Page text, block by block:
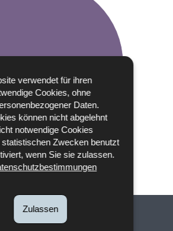
verwendet für ihren
Cookies, ohne
Daten.
können nicht abgelehnt
notwendige Cookies
Zwecken benutzt
wenn Sie sie zulassen.
Zulassen
am